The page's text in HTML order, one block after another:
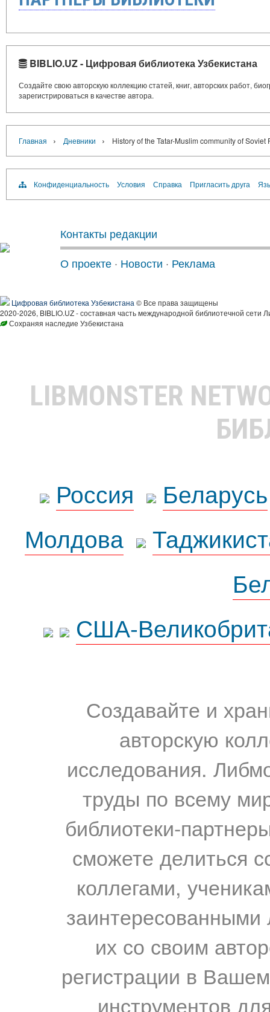
BIBLIO.UZ - Цифровая библиотека Узбекистана
Создайте свою авторскую коллекцию статей, книг, авторских работ,
зарегистрироваться в качестве автора.
Главная › Дневники › History of the Tatar-Muslim community of
Конфиденциальность Условия Справка Пригласить друга
Контакты редакции
О проекте · Новости · Реклама
Цифровая библиотека Узбекистана © Все права защищены
2020-2026, BIBLIO.UZ - составная часть международной библиотечной сети
Сохраняя наследие Узбекистана
LIBMONSTER
Россия
Беларусь
Молдова
США-
Создавайте и
авторскую
исследования.
труды по всему
библиотеки-
сможете делиться
коллегами,
их со своим
регистрации в
инструментов